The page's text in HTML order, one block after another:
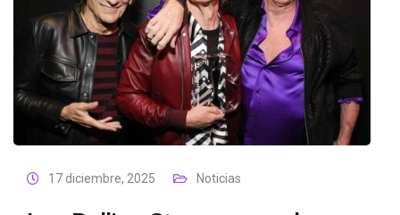
17 diciembre, 2025 Noticias